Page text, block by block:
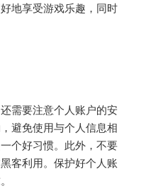
地享受游戏乐趣，同时
需要注意个人账户的安
避免使用与个人信息相
个好习惯。此外，不要
客利用。保护好个人账